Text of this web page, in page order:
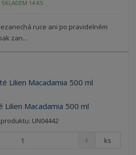
SKLADEM 14 KS
ruce ani po pravidelném
zan...
Lilien Macadamia 500 ml
UN04442
ks